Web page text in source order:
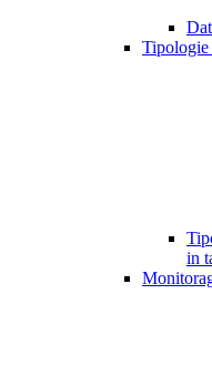
Tipologie
in